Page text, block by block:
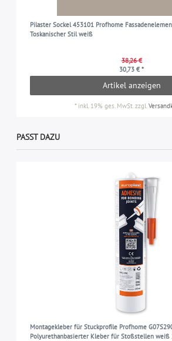
Pilaster Sockel 453101 Profhome
Toskanischer Stil weiß
38,26 €
30,73 € *
Artikel anzeigen
* inkl. 19% ges. MwSt.zzgl.
PASST DAZU
Montagekleber für Stuckprofile Profhome
Polyurethanbasierter Kleber für Stoßstellen weiß